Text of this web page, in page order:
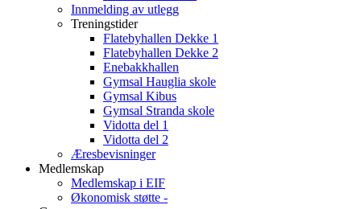
Innmelding av utlegg
Treningstider
Flatebyhallen Dekke 1
Flatebyhallen Dekke 2
Enebakkhallen
Gymsal Hauglia skole
Gymsal Kibus
Gymsal Stranda skole
Vidotta del 1
Vidotta del 2
Æresbevisninger
Medlemskap
Medlemskap i EIF
Økonomisk støtte -